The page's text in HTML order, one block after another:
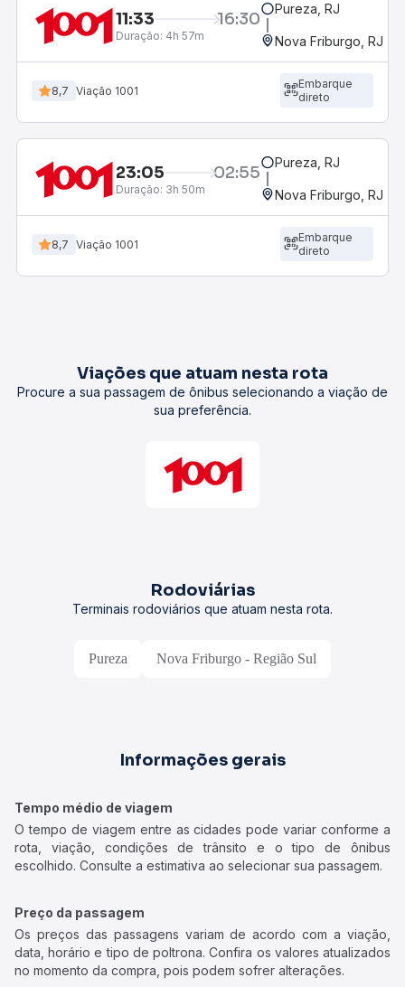
11:33 16:30
Duração: 4h 57m
Pureza, RJ
Nova Friburgo, RJ -
8,7 Viação 1001
Embarque
direto
23:05 02:55
Duração: 3h 50m
Pureza, RJ
Nova Friburgo, RJ -
8,7 Viação 1001
Embarque
direto
Viações que atuam nesta rota
Procure a sua passagem de ônibus selecionando a viação de
sua preferência.
Rodoviárias
Terminais rodoviários que atuam nesta rota.
Pureza Nova Friburgo - Região Sul
Informações gerais
Tempo médio de viagem
O tempo de viagem entre as cidades pode variar conforme a
rota, viação, condições de trânsito e o tipo de ônibus
escolhido. Consulte a estimativa ao selecionar sua passagem.
Preço da passagem
Os preços das passagens variam de acordo com a viação,
data, horário e tipo de poltrona. Confira os valores atualizados
no momento da compra, pois podem sofrer alterações.